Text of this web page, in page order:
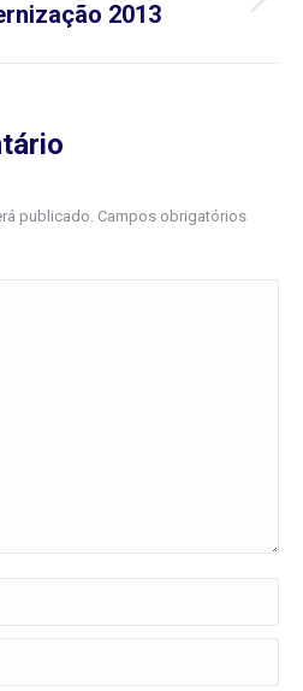
Próximo2013
publicado. Campos obrigatórios